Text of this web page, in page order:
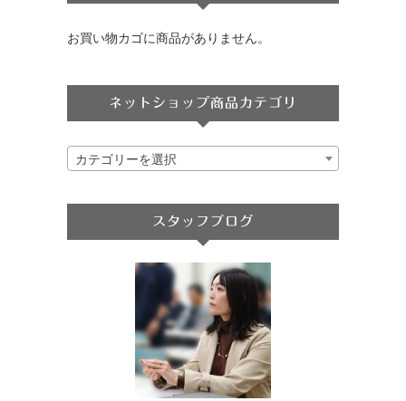
お買い物カゴに商品がありません。
ネットショップ商品カテゴリ
カテゴリーを選択
スタッフブログ